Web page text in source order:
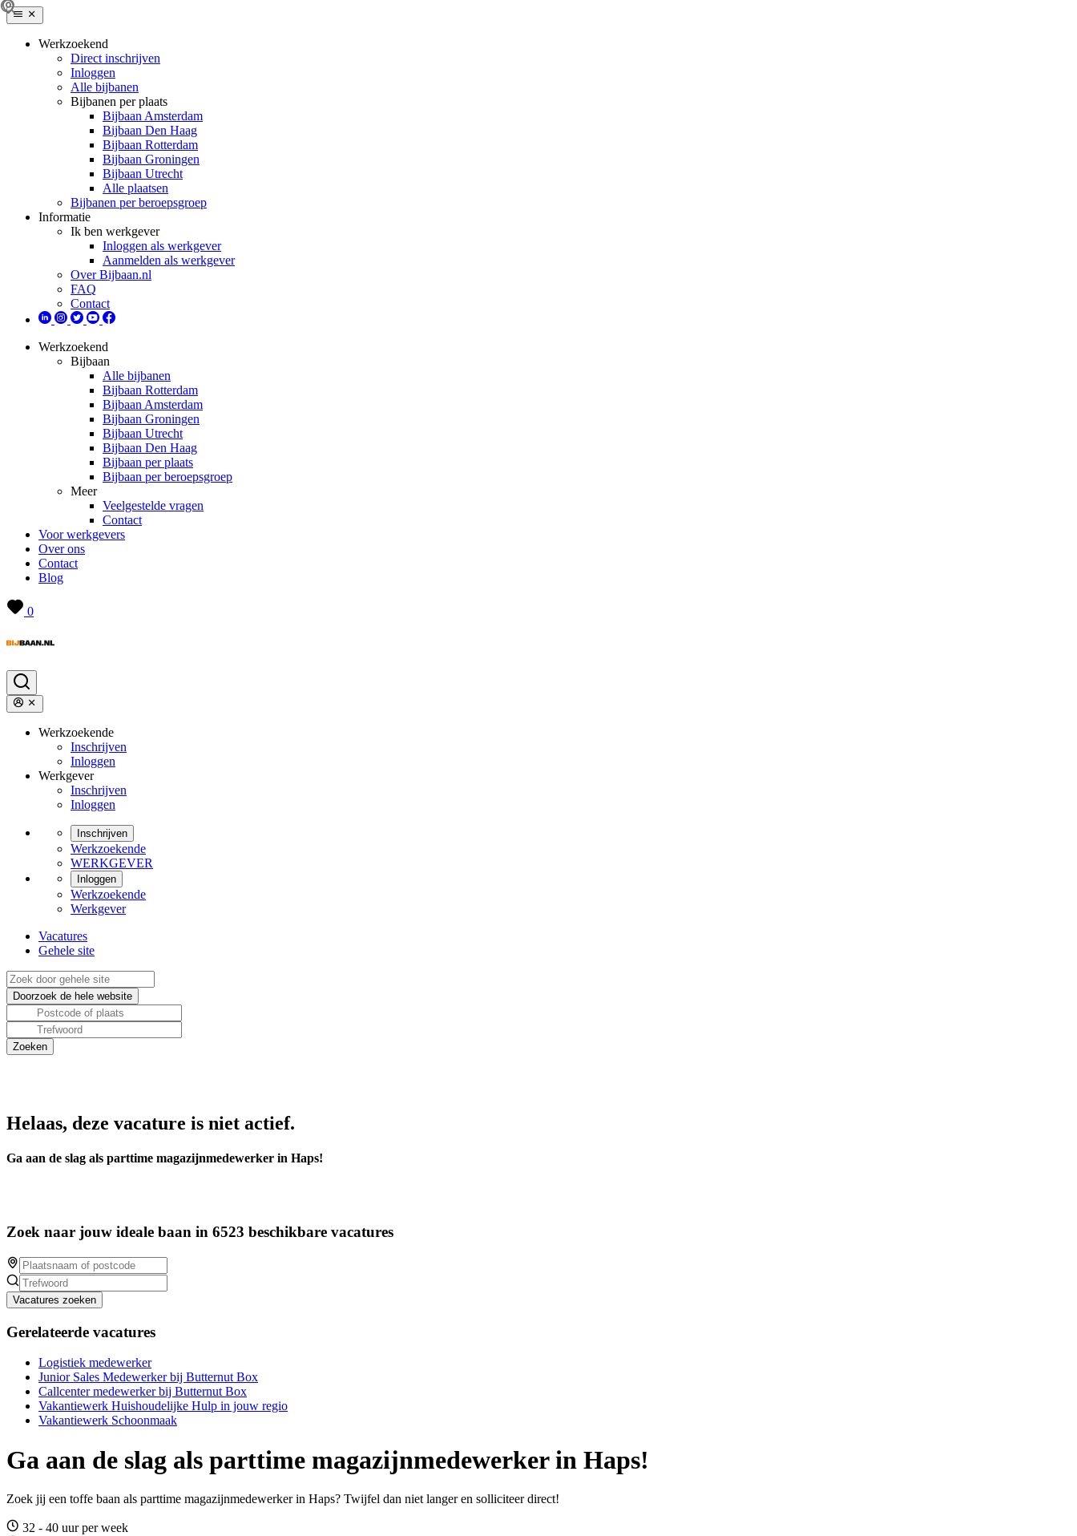
Werkzoekend
Direct inschrijven
Inloggen
Alle bijbanen
Bijbanen per plaats
Bijbaan Amsterdam
Bijbaan Den Haag
Bijbaan Rotterdam
Bijbaan Groningen
Bijbaan Utrecht
Alle plaatsen
Bijbanen per beroepsgroep
Informatie
Ik ben werkgever
Inloggen als werkgever
Aanmelden als werkgever
Over Bijbaan.nl
FAQ
Contact
Werkzoekend
Bijbaan
Alle bijbanen
Bijbaan Rotterdam
Bijbaan Amsterdam
Bijbaan Groningen
Bijbaan Utrecht
Bijbaan Den Haag
Bijbaan per plaats
Bijbaan per beroepsgroep
Meer
Veelgestelde vragen
Contact
Voor werkgevers
Over ons
Contact
Blog
0
Werkzoekende
Inschrijven
Inloggen
Werkgever
Inschrijven
Inloggen
Inschrijven
Werkzoekende
WERKGEVER
Inloggen
Werkzoekende
Werkgever
Vacatures
Gehele site
Helaas, deze vacature is niet actief.
Ga aan de slag als parttime magazijnmedewerker in Haps!
Zoek naar jouw ideale baan in 6523 beschikbare vacatures
Vacatures zoeken
Gerelateerde vacatures
Logistiek medewerker
Junior Sales Medewerker bij Butternut Box
Callcenter medewerker bij Butternut Box
Vakantiewerk Huishoudelijke Hulp in jouw regio
Vakantiewerk Schoonmaak
Ga aan de slag als parttime magazijnmedewerker in Haps!
Zoek jij een toffe baan als parttime magazijnmedewerker in Haps? Twijfel dan niet langer en solliciteer direct!
32 - 40 uur per week